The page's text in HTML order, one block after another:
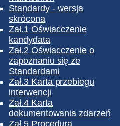
Standardy - wersja
skrócona
Zał.1 Oświadczenie
kandydata
Zał.2 Oświadczenie o
zapoznaniu się ze
Standardami
Zał.3 Karta przebiegu
interwencji
Zał.4 Karta
dokumentowania zdarzeń
Zał.5 Procedura